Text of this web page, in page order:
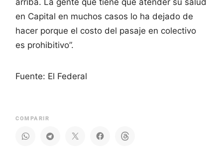
en Capital en muchos casos lo ha dejado de
hacer porque el costo del pasaje en colectivo
es prohibitivo”.
Fuente: El Federal
COMPARIR